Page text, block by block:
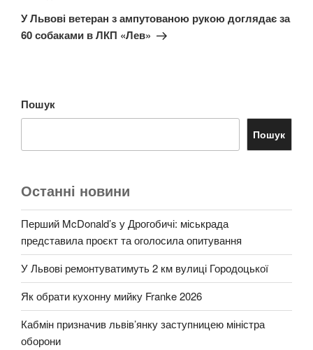
запис
У Львові ветеран з ампутованою рукою доглядає за
60 собаками в ЛКП «Лев»
Пошук
Пошук
Останні новини
Перший McDonald’s у Дрогобичі: міськрада
представила проєкт та оголосила опитування
У Львові ремонтуватимуть 2 км вулиці Городоцької
Як обрати кухонну мийку Franke 2026
Кабмін призначив львів’янку заступницею міністра
оборони